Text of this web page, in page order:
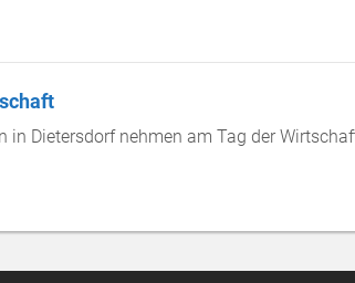
in Dietersdorf nehmen am Tag der